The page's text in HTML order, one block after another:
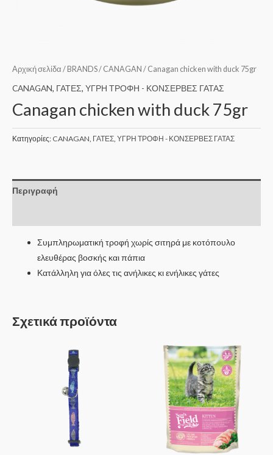
Αρχική σελίδα / BRANDS/ CANAGAN / Canagan chicken with duck 75gr
CANAGAN, ΓΑΤΕΣ, ΥΓΡΗ ΤΡΟΦΗ - ΚΟΝΣΕΡΒΕΣ ΓΑΤΑΣ
Canagan chicken with duck 75gr
Κατηγορίες: CANAGAN, ΓΑΤΕΣ, ΥΓΡΗ ΤΡΟΦΗ - ΚΟΝΣΕΡΒΕΣ ΓΑΤΑΣ
Περιγραφή
Συμπληρωματική τροφή χωρίς σιτηρά με κοτόπουλο
ελευθέρας βοσκής και πάπια
Κατάλληλη για όλες τις ανήλικες κι ενήλικες γάτες
Σχετικά προϊόντα